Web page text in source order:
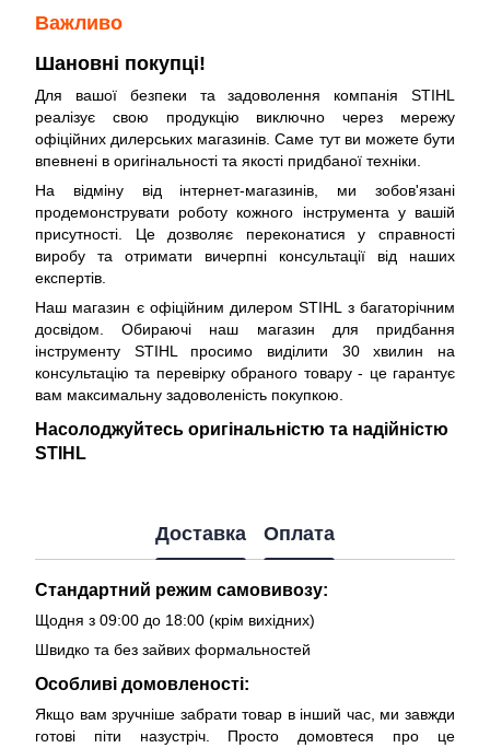
Важливо
Шановні покупці!
Для вашої безпеки та задоволення компанія STIHL
реалізує свою продукцію виключно через мережу
офіційних дилерських магазинів. Саме тут ви можете бути
впевнені в оригінальності та якості придбаної техніки.
На відміну від інтернет-магазинів, ми зобов'язані
продемонструвати роботу кожного інструмента у вашій
присутності. Це дозволяє переконатися у справності
виробу та отримати вичерпні консультації від наших
експертів.
Наш магазин є офіційним дилером STIHL з багаторічним
досвідом. Обираючі наш магазин для придбання
інструменту STIHL просимо виділити 30 хвилин на
консультацію та перевірку обраного товару - це гарантує
вам максимальну задоволеність покупкою.
Насолоджуйтесь оригінальністю та надійністю
STIHL
Доставка Оплата
Стандартний режим самовивозу:
Щодня з 09:00 до 18:00 (крім вихідних)
Швидко та без зайвих формальностей
Особливі домовленості:
Якщо вам зручніше забрати товар в інший час, ми завжди
готові піти назустріч. Просто домовтеся про це